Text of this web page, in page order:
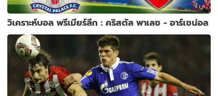
วิเคราะห์บอล พรีเมียร์ลีก : คริสตัล พาเลซ - อาร์เซน่อล